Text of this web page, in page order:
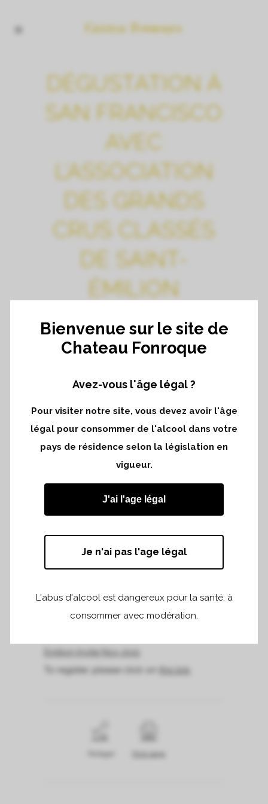
DÉGUSTATION À
SAN FRANCISCO
AVEC
L’ASSOCIATION
DES GRANDS
CRUS CLASSÉS
DE SAINT-
ÉMILION
Le mercredi 10 novembre
Francisco le mercredi 10 novembre de 13h
Renseignements : veuillez cliquer surSt.
Emilion Invite Nov 2021
Inscriptions : veuillez cliquer surce lien
We would be pleased to meet you at the
Terra Galery in San Francisco on the 10th
the mark of our trade tasting.
Emilion Invite Nov 2021
To register, please click on
this link
Print page
Bienvenue sur le site de
Chateau Fonroque
Avez-vous l'âge légal ?
Pour visiter notre site, vous devez avoir l'âge
légal pour consommer de l'alcool dans votre
pays de résidence selon la législation en
vigueur.
J'ai l'age légal
Je n'ai pas l'age légal
L'abus d'alcool est dangereux pour la santé, à
consommer avec modération.